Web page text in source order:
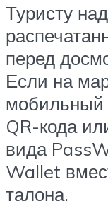
Туристу
перед
Если на
мобильный
QR-кода
вида
Wallet
талона.